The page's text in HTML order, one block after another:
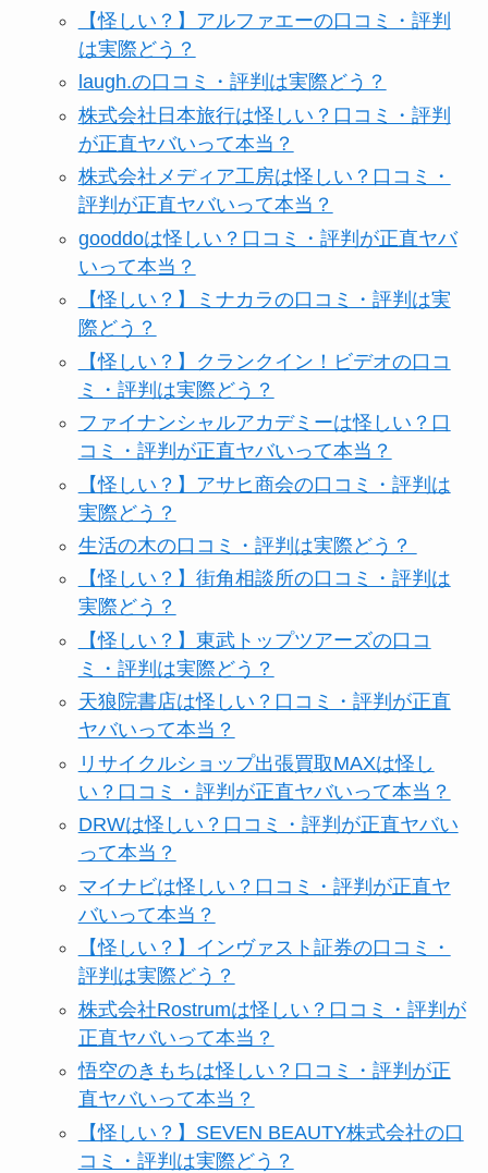
は実際どう？
Temuは怪しい？口コ
ミ・評判が正直ヤバい
って本当？
【怪しい？】アルファエーの口コミ・評判
は実際どう？
laugh.の口コミ・評判は実際どう？
株式会社日本旅行は怪しい？口コミ・評判
が正直ヤバいって本当？
株式会社メディア工房は怪しい？口コミ・
評判が正直ヤバいって本当？
gooddoは怪しい？口コミ・評判が正直ヤバ
いって本当？
【怪しい？】ミナカラの口コミ・評判は実
際どう？
【怪しい？】クランクイン！ビデオの口コ
ミ・評判は実際どう？
ファイナンシャルアカデミーは怪しい？口
コミ・評判が正直ヤバいって本当？
【怪しい？】アサヒ商会の口コミ・評判は
実際どう？
生活の木の口コミ・評判は実際どう？
【怪しい？】街角相談所の口コミ・評判は
実際どう？
【怪しい？】東武トップツアーズの口コ
ミ・評判は実際どう？
天狼院書店は怪しい？口コミ・評判が正直
ヤバいって本当？
リサイクルショップ出張買取MAXは怪し
い？口コミ・評判が正直ヤバいって本当？
DRWは怪しい？口コミ・評判が正直ヤバい
って本当？
マイナビは怪しい？口コミ・評判が正直ヤ
バいって本当？
【怪しい？】インヴァスト証券の口コミ・
評判は実際どう？
株式会社Rostrumは怪しい？口コミ・評判が
正直ヤバいって本当？
悟空のきもちは怪しい？口コミ・評判が正
直ヤバいって本当？
【怪しい？】SEVEN BEAUTY株式会社の口
コミ・評判は実際どう？